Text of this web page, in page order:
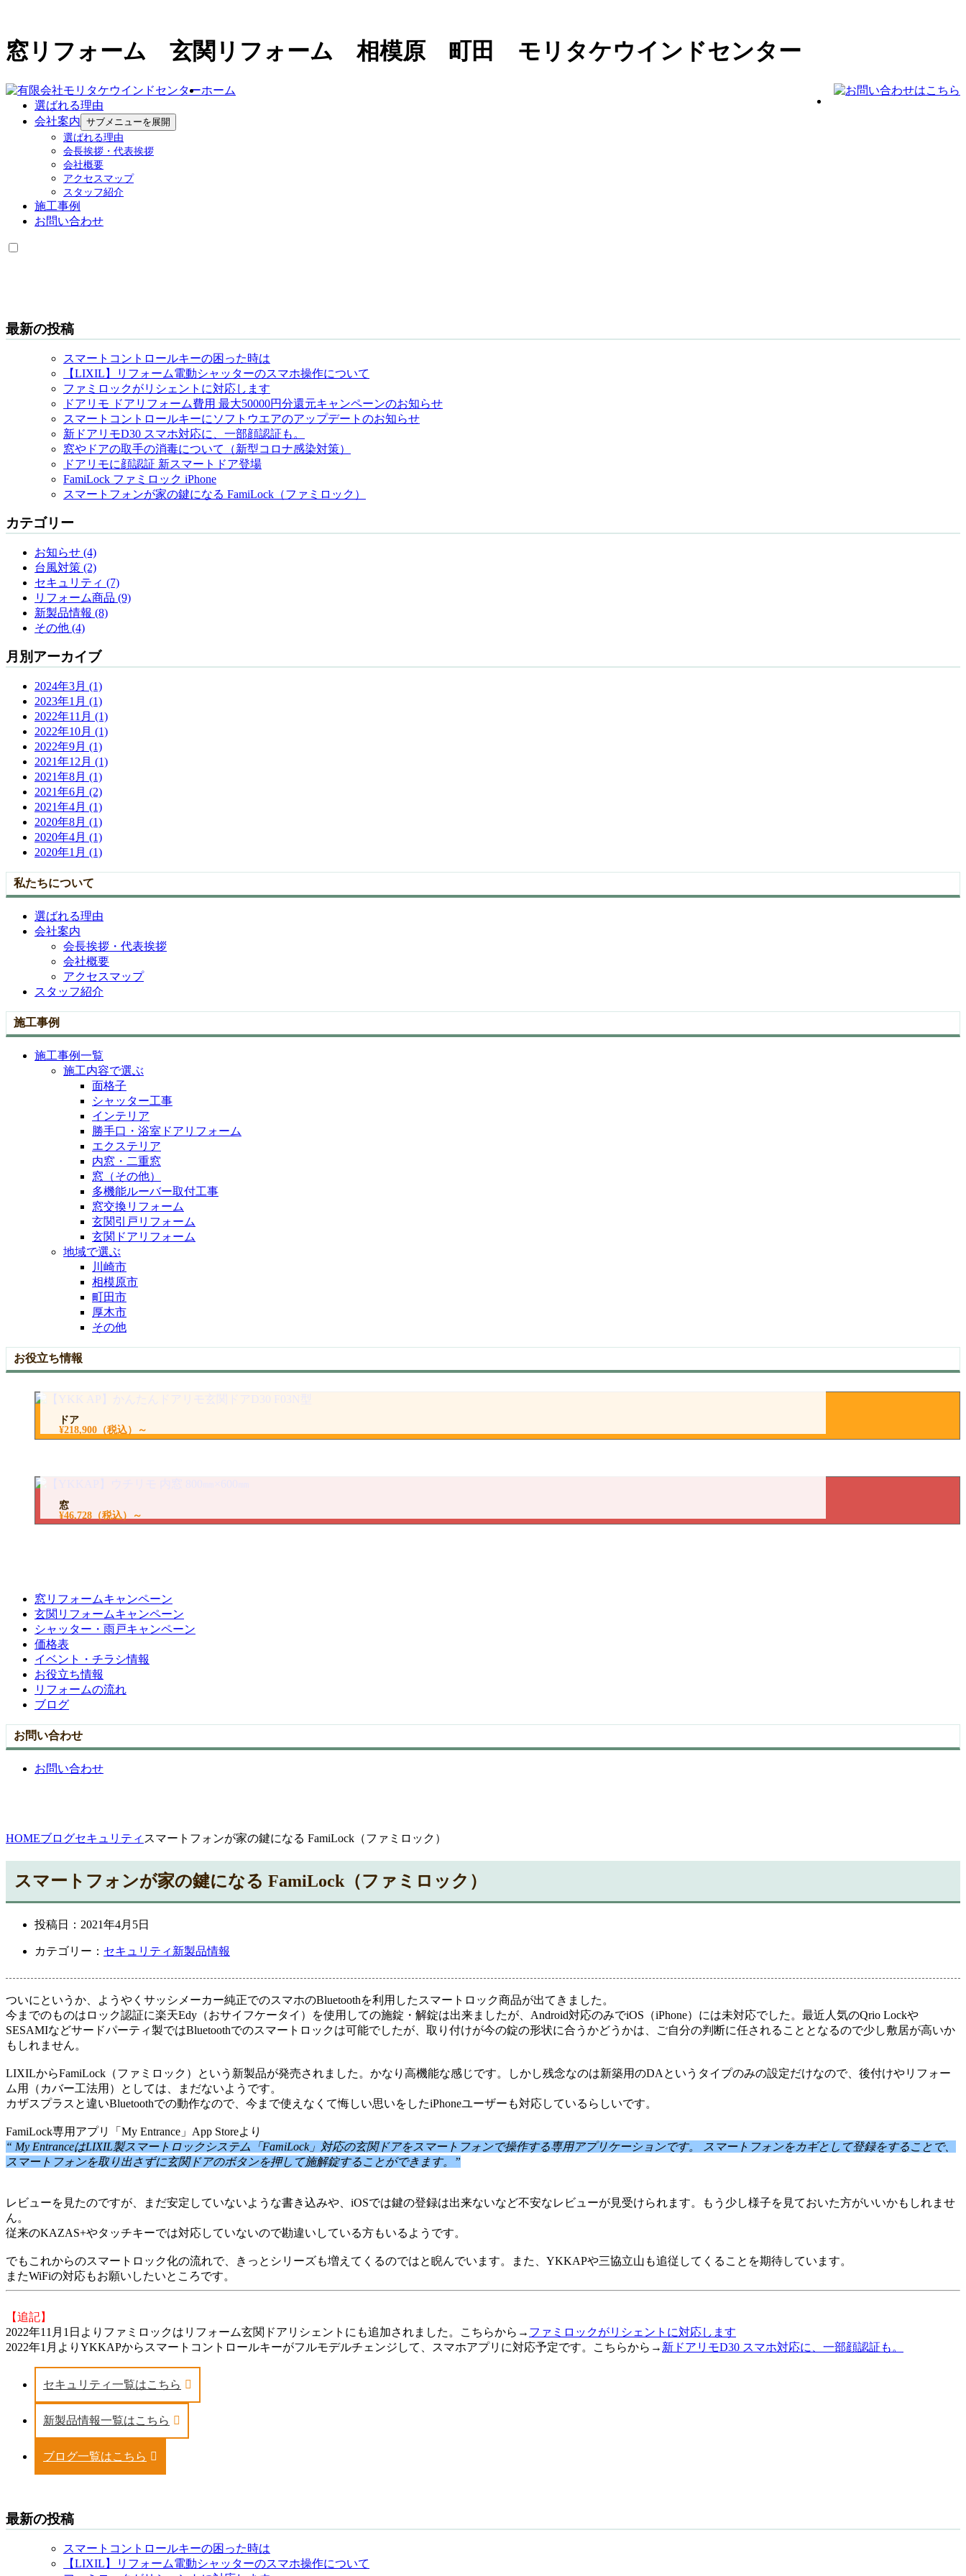
窓リフォーム 玄関リフォーム 相模原 町田 モリタケウインドセンター
ホーム
選ばれる理由
会社案内 サブメニューを展開
選ばれる理由
会長挨拶・代表挨拶
会社概要
アクセスマップ
スタッフ紹介
施工事例
お問い合わせ
最新の投稿
スマートコントロールキーの困った時は
【LIXIL】リフォーム電動シャッターのスマホ操作について
ファミロックがリシェントに対応します
ドアリモ ドアリフォーム費用 最大50000円分還元キャンペーンのお知らせ
スマートコントロールキーにソフトウエアのアップデートのお知らせ
新ドアリモD30 スマホ対応に、一部顔認証も。
窓やドアの取手の消毒について（新型コロナ感染対策）
ドアリモに顔認証 新スマートドア登場
FamiLock ファミロック iPhone
スマートフォンが家の鍵になる FamiLock（ファミロック）
カテゴリー
お知らせ (4)
台風対策 (2)
セキュリティ (7)
リフォーム商品 (9)
新製品情報 (8)
その他 (4)
月別アーカイブ
2024年3月 (1)
2023年1月 (1)
2022年11月 (1)
2022年10月 (1)
2022年9月 (1)
2021年12月 (1)
2021年8月 (1)
2021年6月 (2)
2021年4月 (1)
2020年8月 (1)
2020年4月 (1)
2020年1月 (1)
私たちについて
選ばれる理由
会社案内
会長挨拶・代表挨拶
会社概要
アクセスマップ
スタッフ紹介
施工事例
施工事例一覧
施工内容で選ぶ
面格子
シャッター工事
インテリア
勝手口・浴室ドアリフォーム
エクステリア
内窓・二重窓
窓（その他）
多機能ルーバー取付工事
窓交換リフォーム
玄関引戸リフォーム
玄関ドアリフォーム
地域で選ぶ
川崎市
相模原市
町田市
厚木市
その他
お役立ち情報
ドア
¥218,900（税込）～
窓
¥46,728（税込）～
窓リフォームキャンペーン
玄関リフォームキャンペーン
シャッター・雨戸キャンペーン
価格表
イベント・チラシ情報
お役立ち情報
リフォームの流れ
ブログ
お問い合わせ
お問い合わせ
HOMEブログセキュリティ スマートフォンが家の鍵になる FamiLock（ファミロック）
スマートフォンが家の鍵になる FamiLock（ファミロック）
投稿日： 2021年4月5日
カテゴリー： セキュリティ 新製品情報
ついにというか、ようやくサッシメーカー純正でのスマホのBluetoothを利用したスマートロック商品が出てきました。
今までのものはロック認証に楽天Edy（おサイフケータイ）を使用しての施錠・解錠は出来ましたが、Android対応のみでiOS（iPhone）には未対応でした。最近人気のQrio Lockや
SESAMIなどサードパーティ製ではBluetoothでのスマートロックは可能でしたが、取り付けが今の錠の形状に合うかどうかは、ご自分の判断に任されることとなるので少し敷居が高いか
もしれません。
LIXILからFamiLock（ファミロック）という新製品が発売されました。かなり高機能な感じです。しかし残念なのは新築用のDAというタイプのみの設定だけなので、後付けやリフォー
ム用（カバー工法用）としては、まだないようです。
カザスプラスと違いBluetoothでの動作なので、今まで使えなくて悔しい思いをしたiPhoneユーザーも対応しているらしいです。
FamiLock専用アプリ「My Entrance」App Storeより
“ My EntranceはLIXIL製スマートロックシステム「FamiLock」対応の玄関ドアをスマートフォンで操作する専用アプリケーションです。 スマートフォンをカギとして登録をすることで、
スマートフォンを取り出さずに玄関ドアのボタンを押して施解錠することができます。”
レビューを見たのですが、まだ安定していないような書き込みや、iOSでは鍵の登録は出来ないなど不安なレビューが見受けられます。もう少し様子を見ておいた方がいいかもしれませ
ん。
従来のKAZAS+やタッチキーでは対応していないので勘違いしている方もいるようです。
でもこれからのスマートロック化の流れで、きっとシリーズも増えてくるのではと睨んでいます。また、YKKAPや三協立山も追従してくることを期待しています。
またWiFiの対応もお願いしたいところです。
【追記】
2022年11月1日よりファミロックはリフォーム玄関ドアリシェントにも追加されました。こちらから→ ファミロックがリシェントに対応します
2022年1月よりYKKAPからスマートコントロールキーがフルモデルチェンジして、スマホアプリに対応予定です。こちらから→ 新ドアリモD30 スマホ対応に、一部顔認証も。
セキュリティ一覧はこちら
新製品情報一覧はこちら
ブログ一覧はこちら
最新の投稿
スマートコントロールキーの困った時は
【LIXIL】リフォーム電動シャッターのスマホ操作について